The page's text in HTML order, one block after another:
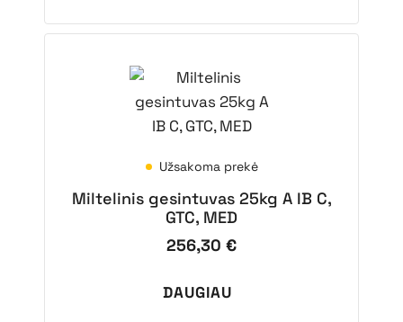
Užsakoma prekė
Miltelinis gesintuvas 25kg A IB C,
GTC, MED
256,30 €
DAUGIAU